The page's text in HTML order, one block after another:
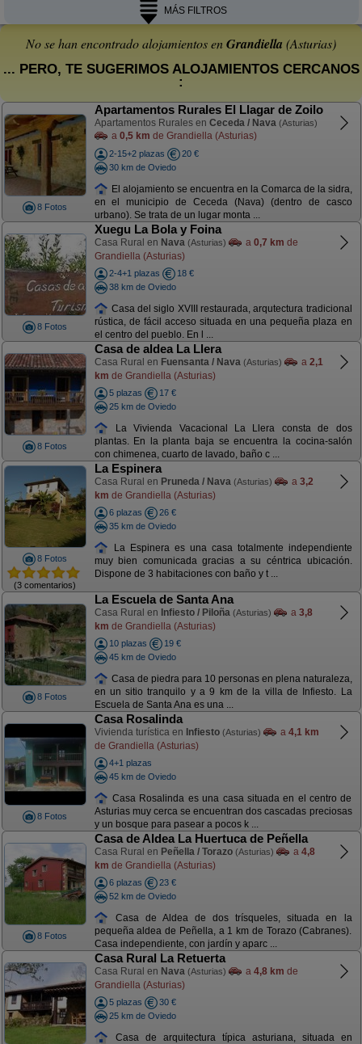
MÁS FILTROS
No se han encontrado alojamientos enGrandiella (Asturias)
... PERO, TE SUGERIMOS ALOJAMIENTOS CERCANOS
:
8 Fotos
Apartamentos Rurales El Llagar de Zoilo
Apartamentos Rurales en Ceceda / Nava (Asturias)
a 0,5 km de Grandiella (Asturias)
2-15+2 plazas
20 €
30 km de Oviedo
El alojamiento se encuentra en la Comarca de la sidra,
en el municipio de Ceceda (Nava) (dentro de casco
urbano). Se trata de un lugar monta ...
8 Fotos
Xuegu La Bola y Foina
Casa Rural en Nava (Asturias) a 0,7 km de
Grandiella (Asturias)
2-4+1 plazas
18 €
38 km de Oviedo
Casa del siglo XVIII restaurada, arqutectura tradicional
rústica, de fácil acceso situada en una pequeña plaza en
el centro del pueblo. En l ...
8 Fotos
Casa de aldea La Llera
Casa Rural en Fuensanta / Nava (Asturias) a 2,1
km de Grandiella (Asturias)
5 plazas
17 €
25 km de Oviedo
La Vivienda Vacacional La Llera consta de dos
plantas. En la planta baja se encuentra la cocina-salón
con chimenea, cuarto de lavado, baño c ...
8 Fotos
(3 comentarios)
La Espinera
Casa Rural en Pruneda / Nava (Asturias) a 3,2
km de Grandiella (Asturias)
6 plazas
26 €
35 km de Oviedo
La Espinera es una casa totalmente independiente
muy bien comunicada gracias a su céntrica ubicación.
Dispone de 3 habitaciones con baño y t ...
8 Fotos
La Escuela de Santa Ana
Casa Rural en Infiesto / Piloña (Asturias) a 3,8
km de Grandiella (Asturias)
10 plazas
19 €
45 km de Oviedo
Casa de piedra para 10 personas en plena naturaleza,
en un sitio tranquilo y a 9 km de la villa de Infiesto. La
Escuela de Santa Ana es una ...
8 Fotos
Casa Rosalinda
Vivienda turística en Infiesto (Asturias) a 4,1 km
de Grandiella (Asturias)
4+1 plazas
45 km de Oviedo
Casa Rosalinda es una casa situada en el centro de
Asturias muy cerca se encuentran dos cascadas preciosas
y un bosque para pasear a pocos k ...
8 Fotos
Casa de Aldea La Huertuca de Peñella
Casa Rural en Peñella / Torazo (Asturias) a 4,8
km de Grandiella (Asturias)
6 plazas
23 €
52 km de Oviedo
Casa de Aldea de dos trísqueles, situada en la
pequeña aldea de Peñella, a 1 km de Torazo (Cabranes).
Casa independiente, con jardín y aparc ...
Casa Rural La Retuerta
Casa Rural en Nava (Asturias) a 4,8 km de
Grandiella (Asturias)
5 plazas
30 €
25 km de Oviedo
Casa de arquitectura típica asturiana, situada en